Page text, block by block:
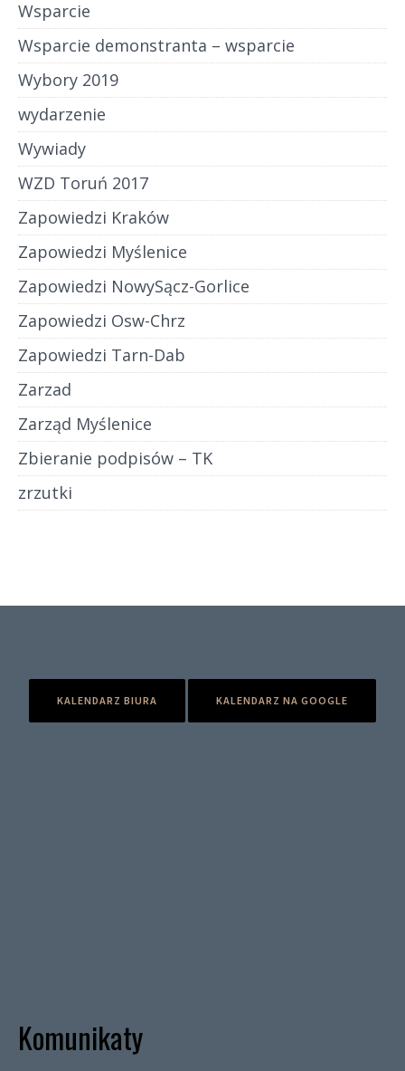
Wsparcie
Wsparcie demonstranta – wsparcie
Wybory 2019
wydarzenie
Wywiady
WZD Toruń 2017
Zapowiedzi Kraków
Zapowiedzi Myślenice
Zapowiedzi NowySącz-Gorlice
Zapowiedzi Osw-Chrz
Zapowiedzi Tarn-Dab
Zarzad
Zarząd Myślenice
Zbieranie podpisów – TK
zrzutki
KALENDARZ BIURA KALENDARZ NA GOOGLE
Komunikaty